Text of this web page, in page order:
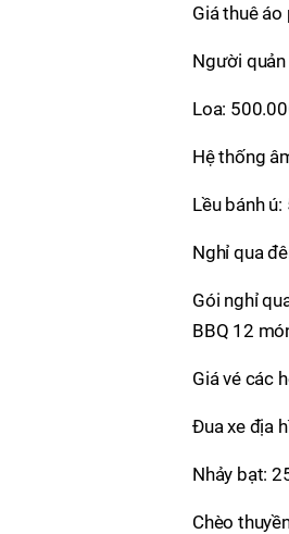
Giá thuê
Người
Loa:
Hệ thống
Lều bánh
Nghỉ qua
Gói nghỉ
BBQ 12
Giá vé các
Đua xe địa
Nhảy bạt:
Chèo